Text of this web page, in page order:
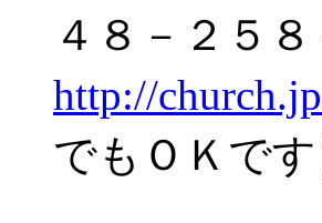
４８－２５
http://
でもＯＫです